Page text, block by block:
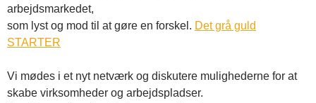
arbejdsmarkedet,
som lyst og mod til at gøre en forskel. Det grå guld
STARTER
Vi mødes i et nyt netværk og diskutere mulighederne for at
skabe virksomheder og arbejdspladser.